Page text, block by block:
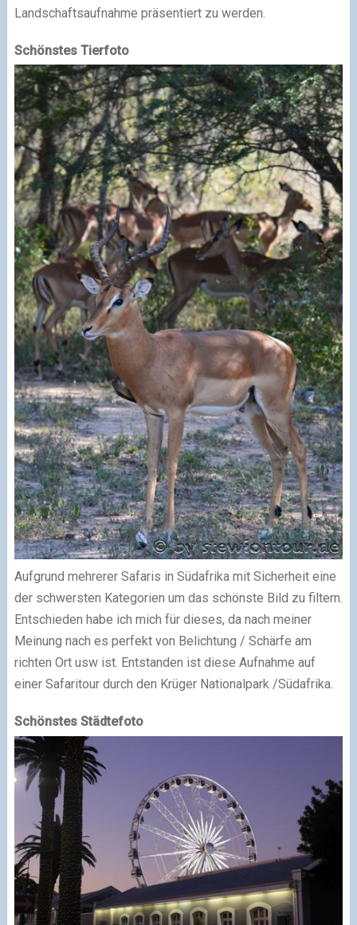
Landschaftsaufnahme präsentiert zu werden.
Schönstes Tierfoto
Aufgrund mehrerer Safaris in Südafrika mit Sicherheit eine
der schwersten Kategorien um das schönste Bild zu filtern.
Entschieden habe ich mich für dieses, da nach meiner
Meinung nach es perfekt von Belichtung / Schärfe am
richten Ort usw ist. Entstanden ist diese Aufnahme auf
einer Safaritour durch den Krüger Nationalpark /Südafrika.
Schönstes Städtefoto